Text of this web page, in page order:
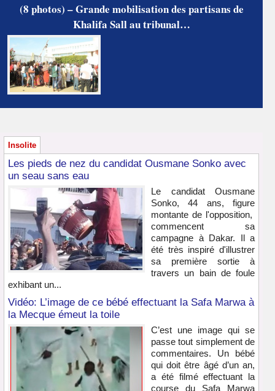
(8 photos) – Grande mobilisation des partisans de
Khalifa Sall au tribunal…
Insolite
Les pieds de nez du candidat Ousmane Sonko avec
un seau sans eau
Le candidat Ousmane
Sonko, 44 ans, figure
montante de l'opposition,
commencent sa
campagne à Dakar. Il a
été très inspiré d'illustrer
sa première sortie à
travers un bain de foule
exhibant un...
Vidéo: L’image de ce bébé effectuant la Safa Marwa à
la Mecque émeut la toile
C’est une image qui se
passe tout simplement de
commentaires. Un bébé
qui doit être âgé d’un an,
a été filmé effectuant la
course du Safa Marwa